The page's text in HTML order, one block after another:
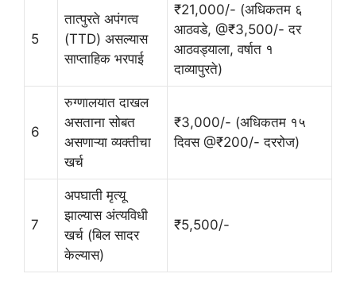
5
तात्पुरते अपंगत्व
(TTD) असल्यास
साप्ताहिक भरपाई
₹21,000/- (अधिकतम ६
आठवडे, @₹3,500/- दर
आठवड्याला, वर्षात १
दाव्यापुरते)
6
रुग्णालयात दाखल
असताना सोबत
असणाऱ्या व्यक्तीचा
खर्च
₹3,000/- (अधिकतम १५
दिवस @₹200/- दररोज)
7
अपघाती मृत्यू
झाल्यास अंत्यविधी
खर्च (बिल सादर
केल्यास)
₹5,500/-